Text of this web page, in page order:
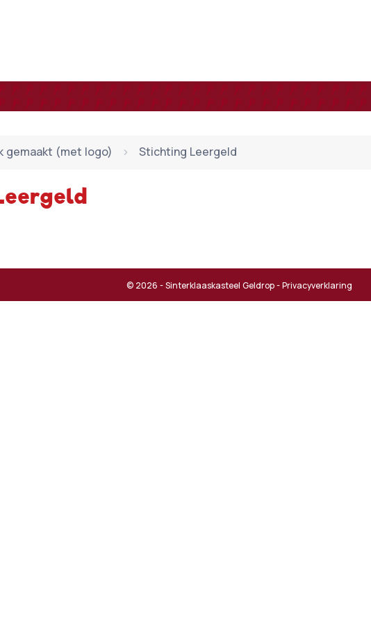
gemaakt (met logo) Stichting Leergeld
© 2026 - Sinterklaaskasteel Geldrop -Privacyverklaring